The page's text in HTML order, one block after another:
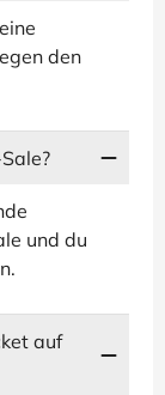
den
und du
auf